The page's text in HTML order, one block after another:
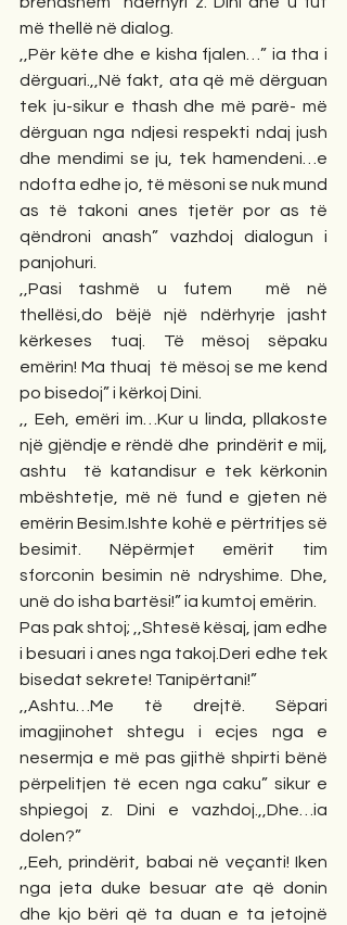
më thellë në dialog.
,,Për këte dhe e kisha fjalen…” ia tha i
dërguari.,,Në fakt, ata që më dërguan
tek ju-sikur e thash dhe më parë- më
dërguan nga ndjesi respekti ndaj jush
dhe mendimi se ju, tek hamendeni…e
ndofta edhe jo, të mësoni se nuk mund
as të takoni anes tjetër por as të
qëndroni anash” vazhdoj dialogun i
panjohuri.
,,Pasi tashmë u futem  më në
thellësi,do bëjë një ndërhyrje jasht
kërkeses tuaj. Të mësoj sëpaku
emërin! Ma thuaj  të mësoj se me kend
po bisedoj” i kërkoj Dini.
,, Eeh, emëri im…Kur u linda, pllakoste
një gjëndje e rëndë dhe  prindërit e mij,
ashtu  të katandisur e tek kërkonin
mbështetje, më në fund e gjeten në
emërin Besim.Ishte kohë e përtritjes së
besimit. Nëpërmjet emërit tim
sforconin besimin në ndryshime. Dhe,
unë do isha bartësi!” ia kumtoj emërin.
Pas pak shtoj; ,,Shtesë kësaj, jam edhe
i besuari i anes nga takoj.Deri edhe tek
bisedat sekrete! Tanipërtani!”
,,Ashtu…Me të drejtë. Sëpari
imagjinohet shtegu i ecjes nga e
nesermja e më pas gjithë shpirti bënë
përpelitjen të ecen nga caku” sikur e
shpiegoj z. Dini e vazhdoj.,,Dhe…ia
dolen?”
,,Eeh, prindërit, babai në veçanti! Iken
nga jeta duke besuar ate që donin
dhe kjo bëri që ta duan e ta jetojnë